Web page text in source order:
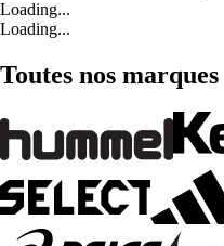
Loading...
Loading...
Toutes nos marques